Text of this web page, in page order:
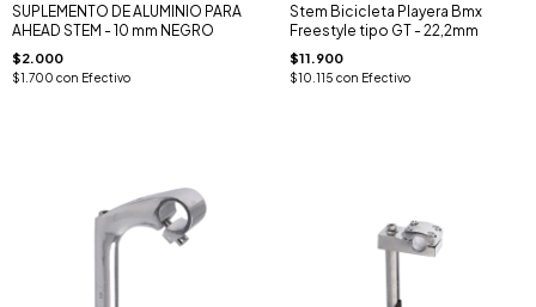
SUPLEMENTO DE ALUMINIO PARA
AHEAD STEM - 10 mm NEGRO
$2.000
$1.700 con Efectivo
Stem Bicicleta Playera Bmx
Freestyle tipo GT - 22,2mm
$11.900
$10.115 con Efectivo